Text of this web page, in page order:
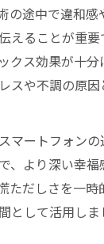
の途中で違和
えることが重
クス効果が十
スや不調の原
マートフォン
、より深い幸
ただしさを一
として活用しま